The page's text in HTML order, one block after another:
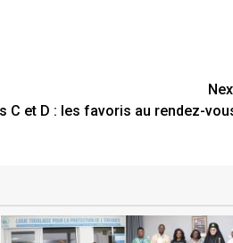
C et D : les favoris au rendez-